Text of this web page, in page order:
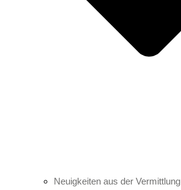
Neuigkeiten aus der Vermittlung